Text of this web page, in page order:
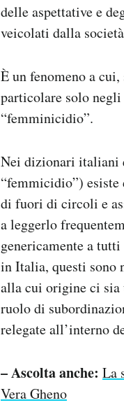
delle aspettative e
veicolati dalla
È un fenomeno a
particolare solo
“femminicidio”.
Nei dizionari italiani
“femmicidio”) esiste
di fuori di circoli e
a leggerlo
genericamente a
in Italia, questi sono
alla cui origine ci sia
ruolo di
relegate all’interno
– Ascolta anche: La
Vera Gheno